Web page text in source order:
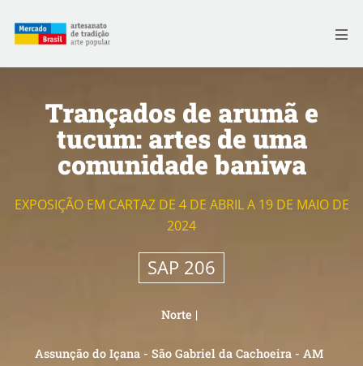
Trançados de arumã e
tucum: artes de uma
comunidade baniwa
EXPOSIÇÃO EM CARTAZ DE 4 DE ABRIL A 19 DE MAIO DE
2024
SAP 206
Norte |
Assunção do Içana - São Gabriel da Cachoeira - AM